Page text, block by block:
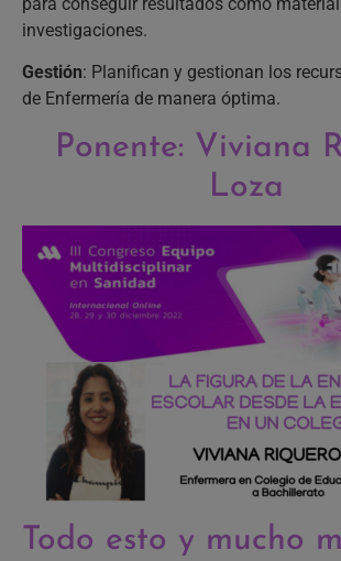
investigaciones.
Gestión: Planifican y gestionan los
de Enfermería de manera óptima.
Ponente: Viviana
Loza
Todo esto y mucho